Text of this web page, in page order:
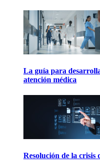
La guía para
atención médica
Resolución de la crisis